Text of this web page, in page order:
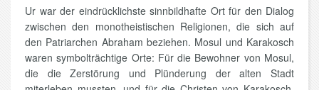
Ur war der eindrücklichste sinnbildhafte Ort für den Dialog
zwischen den monotheistischen Religionen, die sich auf
den Patriarchen Abraham beziehen. Mosul und Karakosch
waren symbolträchtige Orte: Für die Bewohner von Mosul,
die die Zerstörung und Plünderung der alten Stadt